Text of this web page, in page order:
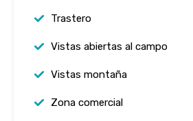
Trastero
Vistas abiertas al campo
Vistas montaña
Zona comercial